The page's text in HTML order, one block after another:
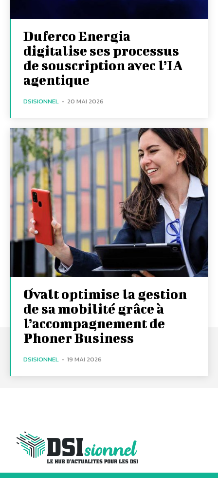
Duferco Energia
digitalise ses processus
de souscription avec l’IA
agentique
DSISIONNEL - 20 MAI 2026
Ovalt optimise la gestion
de sa mobilité grâce à
l’accompagnement de
Phoner Business
DSISIONNEL - 19 MAI 2026